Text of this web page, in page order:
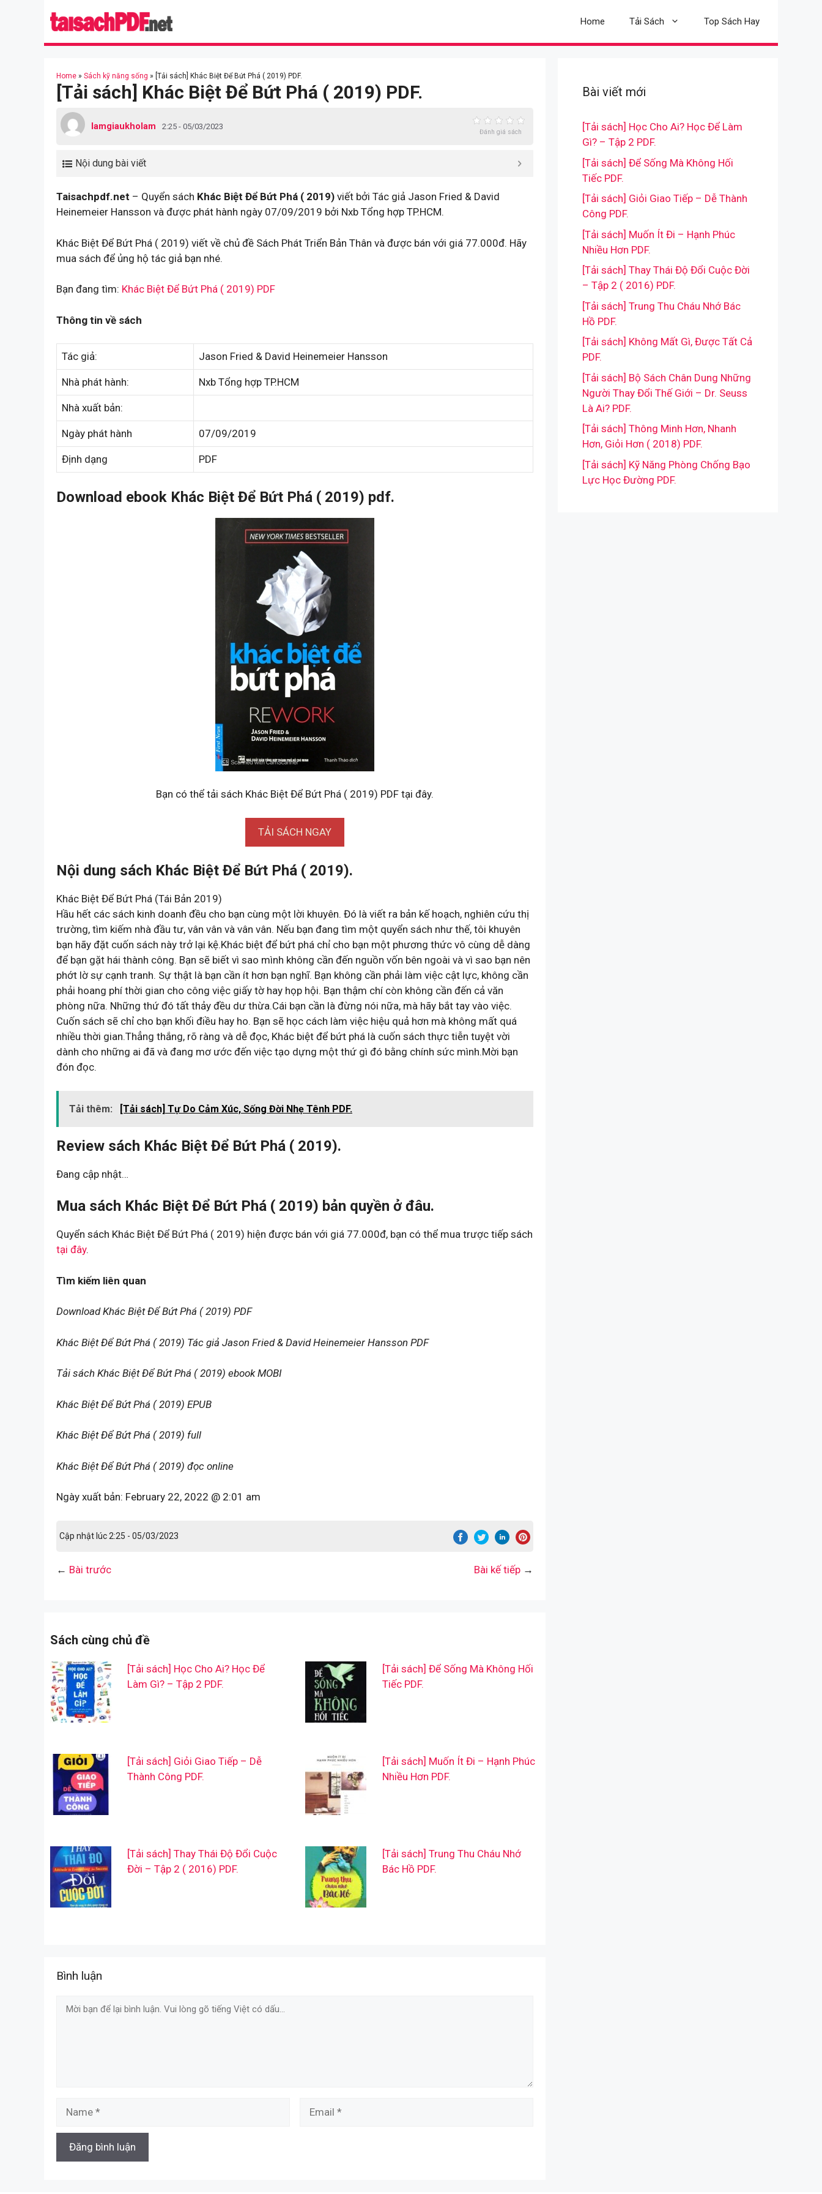
Home Tải Sách Top Sách Hay
Home » Sách kỹ năng sống » [Tải sách] Khác Biệt Để Bứt Phá ( 2019) PDF.
[Tải sách] Khác Biệt Để Bứt Phá ( 2019) PDF.
lamgiaukholam 2:25 - 05/03/2023
Đánh giá sách
Nội dung bài viết
Taisachpdf.net – Quyển sách Khác Biệt Để Bứt Phá ( 2019) viết bởi Tác giả Jason Fried & David
Heinemeier Hansson và được phát hành ngày 07/09/2019 bởi Nxb Tổng hợp TP.HCM.
Khác Biệt Để Bứt Phá ( 2019) viết về chủ đề Sách Phát Triển Bản Thân và được bán với giá 77.000đ. Hãy
mua sách để ủng hộ tác giả bạn nhé.
Bạn đang tìm: Khác Biệt Để Bứt Phá ( 2019) PDF
Thông tin về sách
Tác giả: Jason Fried & David Heinemeier Hansson
Nhà phát hành: Nxb Tổng hợp TP.HCM
Nhà xuất bản:
Ngày phát hành 07/09/2019
Định dạng PDF
Download ebook Khác Biệt Để Bứt Phá ( 2019) pdf.
Bạn có thể tải sách Khác Biệt Để Bứt Phá ( 2019) PDF tại đây.
TẢI SÁCH NGAY
Nội dung sách Khác Biệt Để Bứt Phá ( 2019).
Khác Biệt Để Bứt Phá (Tái Bản 2019)
Hầu hết các sách kinh doanh đều cho bạn cùng một lời khuyên. Đó là viết ra bản kế hoạch, nghiên cứu thị
trường, tìm kiếm nhà đầu tư, vân vân và vân vân. Nếu bạn đang tìm một quyển sách như thế, tôi khuyên
bạn hãy đặt cuốn sách này trở lại kệ.Khác biệt để bứt phá chỉ cho bạn một phương thức vô cùng dễ dàng
để bạn gặt hái thành công. Bạn sẽ biết vì sao mình không cần đến nguồn vốn bên ngoài và vì sao bạn nên
phớt lờ sự cạnh tranh. Sự thật là bạn cần ít hơn bạn nghĩ. Bạn không cần phải làm việc cật lực, không cần
phải hoang phí thời gian cho công việc giấy tờ hay họp hội. Bạn thậm chí còn không cần đến cả văn
phòng nữa. Những thứ đó tất thảy đều dư thừa.Cái bạn cần là đừng nói nữa, mà hãy bắt tay vào việc.
Cuốn sách sẽ chỉ cho bạn khối điều hay ho. Bạn sẽ học cách làm việc hiệu quả hơn mà không mất quá
nhiều thời gian.Thẳng thắng, rõ ràng và dễ đọc, Khác biệt để bứt phá là cuốn sách thực tiễn tuyệt vời
dành cho những ai đã và đang mơ ước đến việc tạo dựng một thứ gì đó bằng chính sức mình.Mời bạn
đón đọc.
Tải thêm: [Tải sách] Tự Do Cảm Xúc, Sống Đời Nhẹ Tênh PDF.
Review sách Khác Biệt Để Bứt Phá ( 2019).
Đang cập nhật…
Mua sách Khác Biệt Để Bứt Phá ( 2019) bản quyền ở đâu.
Quyển sách Khác Biệt Để Bứt Phá ( 2019) hiện được bán với giá 77.000đ, bạn có thể mua trược tiếp sách
tại đây.
Tìm kiếm liên quan
Download Khác Biệt Để Bứt Phá ( 2019) PDF
Khác Biệt Để Bứt Phá ( 2019) Tác giả Jason Fried & David Heinemeier Hansson PDF
Tải sách Khác Biệt Để Bứt Phá ( 2019) ebook MOBI
Khác Biệt Để Bứt Phá ( 2019) EPUB
Khác Biệt Để Bứt Phá ( 2019) full
Khác Biệt Để Bứt Phá ( 2019) đọc online
Ngày xuất bản: February 22, 2022 @ 2:01 am
Cập nhật lúc 2:25 - 05/03/2023
← Bài trước Bài kế tiếp →
Sách cùng chủ đề
[Tải sách] Học Cho Ai? Học Để
Làm Gì? – Tập 2 PDF.
[Tải sách] Để Sống Mà Không Hối
Tiếc PDF.
[Tải sách] Giỏi Giao Tiếp – Dễ
Thành Công PDF.
[Tải sách] Muốn Ít Đi – Hạnh Phúc
Nhiều Hơn PDF.
[Tải sách] Thay Thái Độ Đổi Cuộc
Đời – Tập 2 ( 2016) PDF.
[Tải sách] Trung Thu Cháu Nhớ
Bác Hồ PDF.
Bình luận
Comment
Bài viết mới
[Tải sách] Học Cho Ai? Học Để Làm
Gì? – Tập 2 PDF.
[Tải sách] Để Sống Mà Không Hối
Tiếc PDF.
[Tải sách] Giỏi Giao Tiếp – Dễ Thành
Công PDF.
[Tải sách] Muốn Ít Đi – Hạnh Phúc
Nhiều Hơn PDF.
[Tải sách] Thay Thái Độ Đổi Cuộc Đời
– Tập 2 ( 2016) PDF.
[Tải sách] Trung Thu Cháu Nhớ Bác
Hồ PDF.
[Tải sách] Không Mất Gì, Được Tất Cả
PDF.
[Tải sách] Bộ Sách Chân Dung Những
Người Thay Đổi Thế Giới – Dr. Seuss
Là Ai? PDF.
[Tải sách] Thông Minh Hơn, Nhanh
Hơn, Giỏi Hơn ( 2018) PDF.
[Tải sách] Kỹ Năng Phòng Chống Bạo
Lực Học Đường PDF.